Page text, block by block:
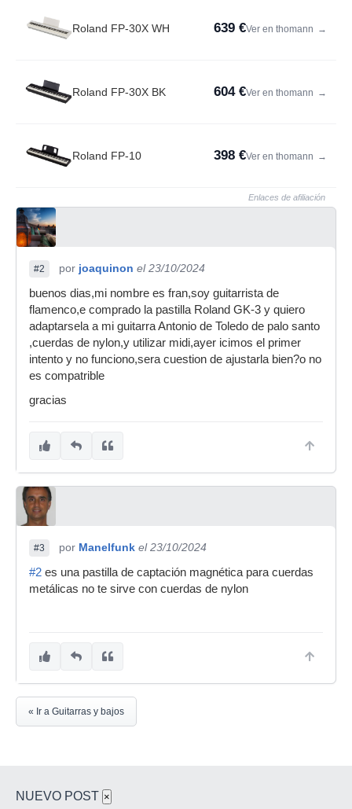
Roland FP-30X WH 639 €Ver en thomann →
Roland FP-30X BK 604 €Ver en thomann →
Roland FP-10 398 €Ver en thomann →
Enlaces de afiliación
#2 por joaquinon el 23/10/2024
buenos dias,mi nombre es fran,soy guitarrista de
flamenco,e comprado la pastilla Roland GK-3 y quiero
adaptarsela a mi guitarra Antonio de Toledo de palo santo
,cuerdas de nylon,y utilizar midi,ayer icimos el primer
intento y no funciono,sera cuestion de ajustarla bien?o no
es compatrible
gracias
#3 por Manelfunk el 23/10/2024
#2 es una pastilla de captación magnética para cuerdas
metálicas no te sirve con cuerdas de nylon
« Ir a Guitarras y bajos
NUEVO POST ×